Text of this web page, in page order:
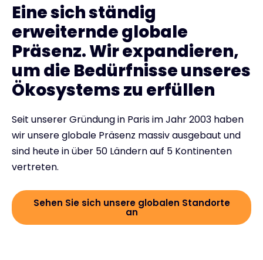
Eine sich ständig
erweiternde globale
Präsenz. Wir expandieren,
um die Bedürfnisse unseres
Ökosystems zu erfüllen
Seit unserer Gründung in Paris im Jahr 2003 haben
wir unsere globale Präsenz massiv ausgebaut und
sind heute in über 50 Ländern auf 5 Kontinenten
vertreten.
Sehen Sie sich unsere globalen Standorte
an